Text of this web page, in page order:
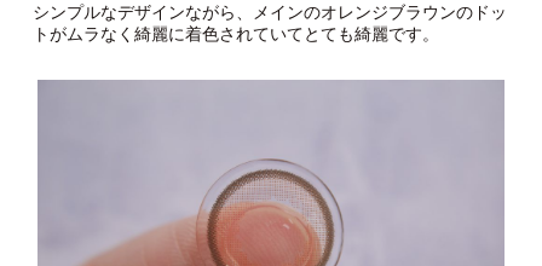
シンプルなデザインながら、メインのオレンジブラウンのドッ
トがムラなく綺麗に着色されていてとても綺麗です。